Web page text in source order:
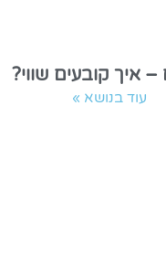
– איך קובעים שווי?
עוד בנושא »